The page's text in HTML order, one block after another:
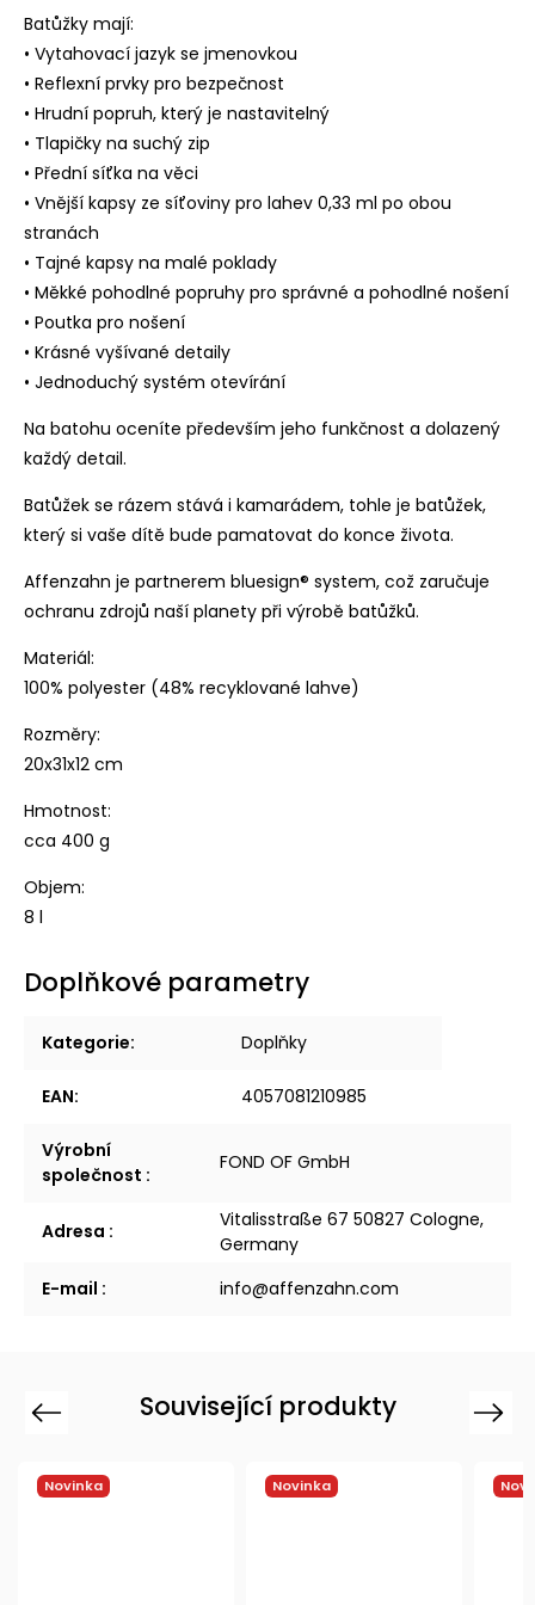
Batůžky mají:
• Vytahovací jazyk se jmenovkou
• Reflexní prvky pro bezpečnost
• Hrudní popruh, který je nastavitelný
• Tlapičky na suchý zip
• Přední síťka na věci
• Vnější kapsy ze síťoviny pro lahev 0,33 ml po obou
stranách
• Tajné kapsy na malé poklady
• Měkké pohodlné popruhy pro správné a pohodlné nošení
• Poutka pro nošení
• Krásné vyšívané detaily
• Jednoduchý systém otevírání
Na batohu oceníte především jeho funkčnost a dolazený
každý detail.
Batůžek se rázem stává i kamarádem, tohle je batůžek,
který si vaše dítě bude pamatovat do konce života.
Affenzahn je partnerem bluesign® system, což zaručuje
ochranu zdrojů naší planety při výrobě batůžků.
Materiál:
100% polyester (48% recyklované lahve)
Rozměry:
20x31x12 cm
Hmotnost:
cca 400 g
Objem:
8 l
Doplňkové parametry
Kategorie: Doplňky
EAN: 4057081210985
Výrobní
společnost :
FOND OF GmbH
Adresa :
Vitalisstraße 67 50827 Cologne,
Germany
E-mail : info@affenzahn.com
Související produkty
Previous
Novinka Novinka
Next